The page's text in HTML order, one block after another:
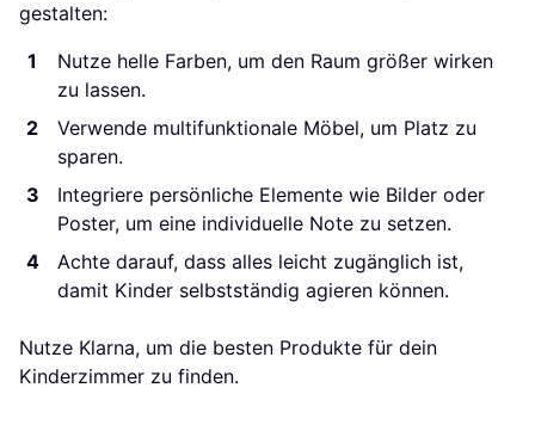
gestalten:
Nutze helle Farben, um den Raum größer wirken
zu lassen.
Verwende multifunktionale Möbel, um Platz zu
sparen.
Integriere persönliche Elemente wie Bilder oder
Poster, um eine individuelle Note zu setzen.
Achte darauf, dass alles leicht zugänglich ist,
damit Kinder selbstständig agieren können.
Nutze Klarna, um die besten Produkte für dein
Kinderzimmer zu finden.